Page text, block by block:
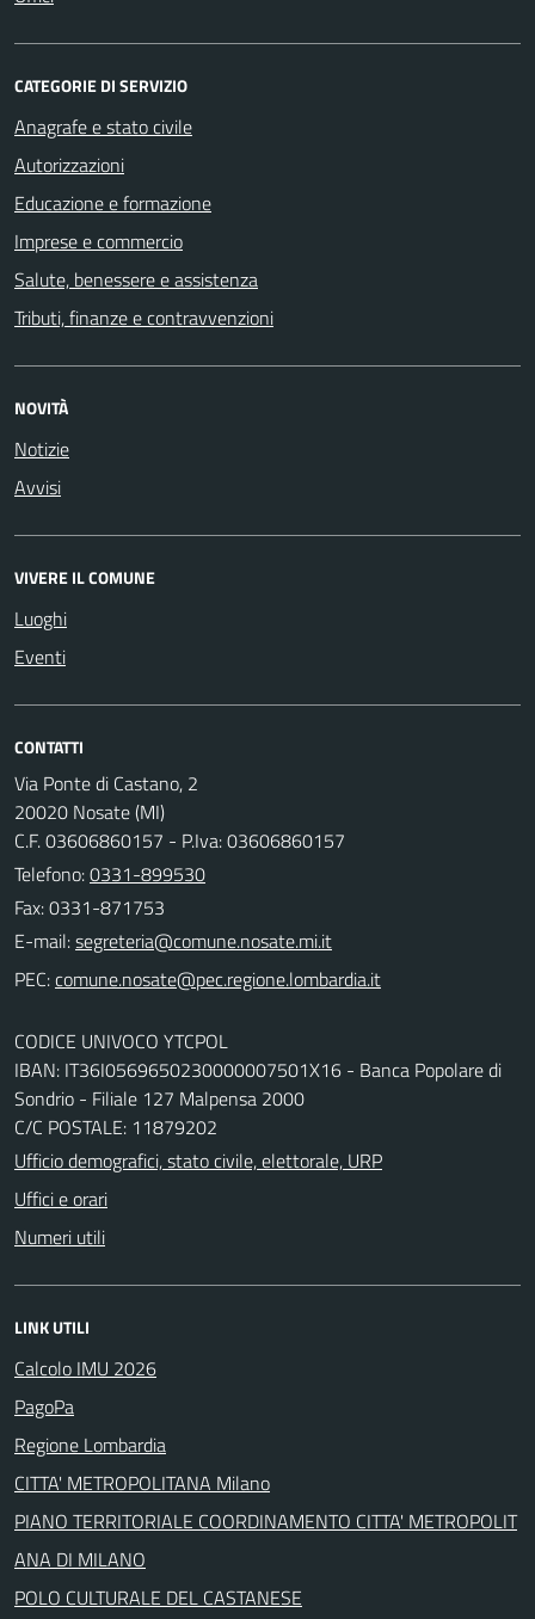
CATEGORIE DI SERVIZIO
Anagrafe e stato civile
Autorizzazioni
Educazione e formazione
Imprese e commercio
Salute, benessere e assistenza
Tributi, finanze e contravvenzioni
NOVITÀ
Notizie
Avvisi
VIVERE IL COMUNE
Luoghi
Eventi
CONTATTI
Via Ponte di Castano, 2
20020 Nosate (MI)
C.F. 03606860157 - P.Iva: 03606860157
Telefono:0331-899530
Fax: 0331-871753
E-mail:
PEC:
CODICE UNIVOCO YTCPOL
IBAN: IT36I0569650230000007501X16 - Banca Popolare di
Sondrio - Filiale 127 Malpensa 2000
C/C POSTALE: 11879202
Ufficio demografici, stato civile, elettorale, URP
Uffici e orari
Numeri utili
LINK UTILI
Calcolo IMU 2026
PagoPa
Regione Lombardia
CITTA' METROPOLITANA Milano
PIANO TERRITORIALE COORDINAMENTO CITTA' METROPOLIT
ANA DI MILANO
POLO CULTURALE DEL CASTANESE